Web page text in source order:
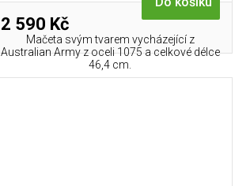
2 590 Kč
Mačeta svým tvarem vycházející z
Australian Army z oceli 1075 a celkové délce
46,4 cm.